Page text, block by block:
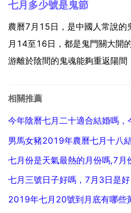
09月10日 星期四 七月廿二 壬
七月多少號是鬼節
農曆7月15日，是中國人常說的
月14至16日，都是鬼門關大開
游離於陰間的鬼魂能夠重返陽間
惡。所以這三天，要盡量早點回
相關推薦
男馬女豬2019年農曆七月十八
七月份是天氣最熱的月份嗎,7月
七月三號日子好嗎，7月3日是
2019年七月20號到月底有哪些